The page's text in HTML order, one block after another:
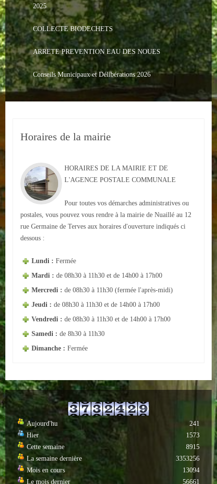
INDISPENSABLES
Nouveaux arrivants
Le PACS
Voter
Urbanisme
Santé
Social
Arrêtes en cours
ECOLES
Ecole privée
Sportives
Loisirs et animations
Services
Culturelles
Parents d'élèves
2025
COLLECTE BIODECHETS
ARRETE PREVENTION EAU DES NOUES
Conseils Municipaux et Délibérations 2026
Horaires de la mairie
HORAIRES DE LA MAIRIE ET DE
L'AGENCE POSTALE COMMUNALE
Pour toutes vos démarches administratives ou
postales, vous pouvez vous rendre à la mairie de Nuaillé au 12
rue Germaine de Terves aux horaires d'ouverture indiqués ci
dessous :
Lundi :Fermée
Mardi :de 08h30 à 11h30 et de 14h00 à 17h00
Mercredi :de 08h30 à 11h30 (fermée l'après-midi)
Jeudi :de 08h30 à 11h30 et de 14h00 à 17h00
Vendredi :de 08h30 à 11h30 et de 14h00 à 17h00
Samedi :de 8h30 à 11h30
Dimanche :Fermée
Aujourd'hu
Hier
Cette semaine
La semaine dernière
Mois en cours
Le mois dernier
241
1573
8915
3353256
13094
56661